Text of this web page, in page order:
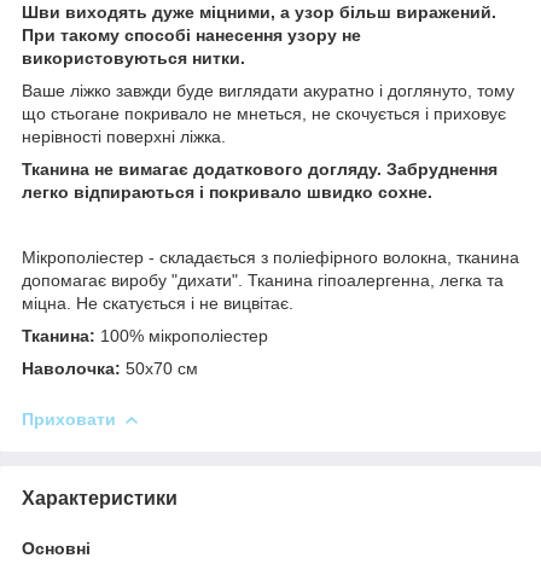
Шви виходять дуже міцними, а узор більш виражений.
При такому способі нанесення узору не
використовуються нитки.
Ваше ліжко завжди буде виглядати акуратно і доглянуто, тому
що стьогане покривало не мнеться, не скочується і приховує
нерівності поверхні ліжка.
Тканина не вимагає додаткового догляду. Забруднення
легко відпираються і покривало швидко сохне.
Мікрополіестер - складається з поліефірного волокна, тканина
допомагає виробу "дихати". Тканина гіпоалергенна, легка та
міцна. Не скатується і не вицвітає.
Тканина: 100% мікрополіестер
Наволочка: 50х70 см
Приховати
Характеристики
Основні